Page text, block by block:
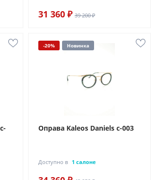
31 360 ₽ 39 200 ₽
-20% Новинка
Оправа Kaleos Daniels c-003
Доступно в 1 салоне